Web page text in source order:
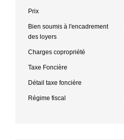
Prix
Bien soumis à l'encadrement
des loyers
Charges copropriété
Taxe Foncière
Détail taxe foncière
Régime fiscal